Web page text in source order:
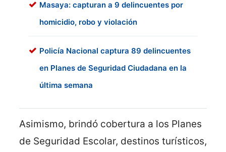
Masaya: capturan a 9 delincuentes por
homicidio, robo y violación
Policía Nacional captura 89 delincuentes
en Planes de Seguridad Ciudadana en la
última semana
Asimismo, brindó cobertura a los Planes
de Seguridad Escolar, destinos turísticos,